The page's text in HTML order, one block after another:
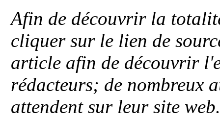
Afin de découvrir la
cliquer sur le lien de
article afin de découvrir
rédacteurs; de nombreux
attendent sur leur site